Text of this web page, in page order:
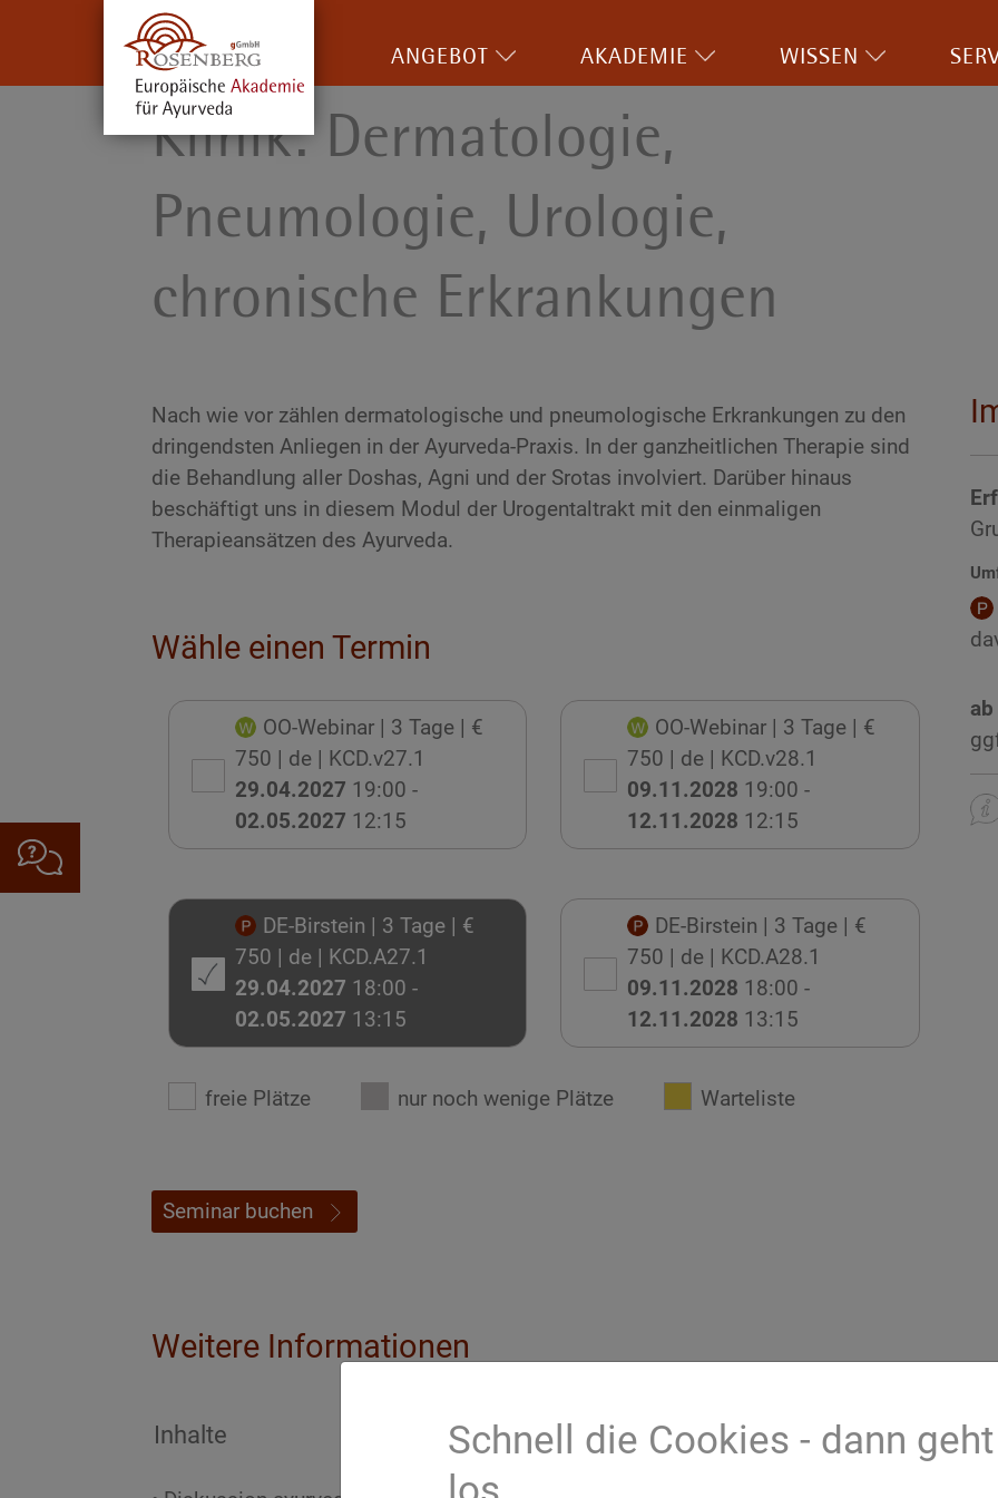
ANGEBOT AKADEMIE WISSEN
Klinik: Dermatologie,
Pneumologie, Urologie,
chronische Erkrankungen
Nach wie vor zählen dermatologische und pneumologische Erkrankungen zu den
dringendsten Anliegen in der Ayurveda-Praxis. In der ganzheitlichen Therapie sind
die Behandlung aller Doshas, Agni und der Srotas involviert. Darüber hinaus
beschäftigt uns in diesem Modul der Urogentaltrakt mit den einmaligen
Therapieansätzen des Ayurveda.
Wähle einen Termin
OO-Webinar | 3 Tage | €
750 | de | KCD.v27.1
29.04.2027 19:00 -
02.05.2027 12:15
OO-Webinar | 3 Tage | €
750 | de | KCD.v28.1
09.11.2028 19:00 -
12.11.2028 12:15
DE-Birstein | 3 Tage | €
750 | de | KCD.A27.1
29.04.2027 18:00 -
02.05.2027 13:15
DE-Birstein | 3 Tage | €
750 | de | KCD.A28.1
09.11.2028 18:00 -
12.11.2028 13:15
freie Plätze nur noch wenige Plätze Warteliste
Seminar buchen
Weitere Informationen
Inhalte
Schnell die Cookies - dann